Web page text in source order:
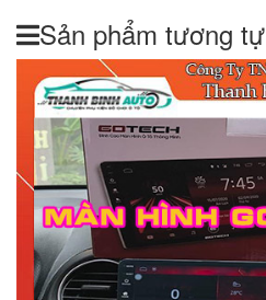
Sản phẩm tương tự